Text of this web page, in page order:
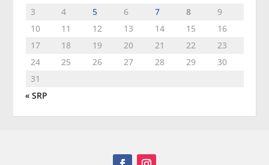
3
4 5 6 7 8
9
10
11 12 13 14 15
16
17
18 19 20 21 22
23
24
25 26 27 28 29
30
31
« SRP